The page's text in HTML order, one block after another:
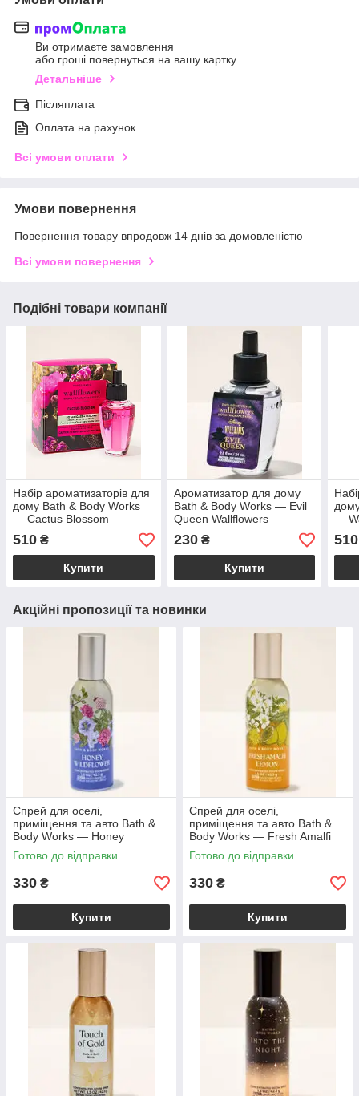
Ви отримаєте замовлення
або гроші повернуться на вашу картку
Детальніше
Післяплата
Оплата на рахунок
Всі умови оплати
Умови повернення
Повернення товару впродовж 14 днів за домовленістю
Всі умови повернення
Подібні товари компанії
Набір ароматизаторів для
дому Bath & Body Works
— Cactus Blossom
Wallflowers Refills 2-Pack /
2×24 мл
510 ₴
Купити
Ароматизатор для дому
Bath & Body Works — Evil
Queen Wallflowers
Fragrance Refill / 24 мл
230₴
Купити
—
510
Акційні пропозиції та новинки
Спрей для оселі,
приміщення та авто Bath &
Body Works — Honey
Wildflower Concentrated
Room Spray / 42,5 г
Готово до відправки
330 ₴
Купити
Спрей для оселі,
приміщення та авто Bath &
Body Works — Fresh Amalfi
Lemon Concentrated Room
Spray / 42,5 г
Готово до відправки
330 ₴
Купити